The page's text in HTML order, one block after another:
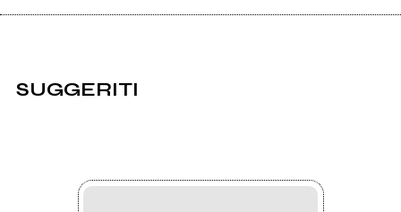
SUGGERITI